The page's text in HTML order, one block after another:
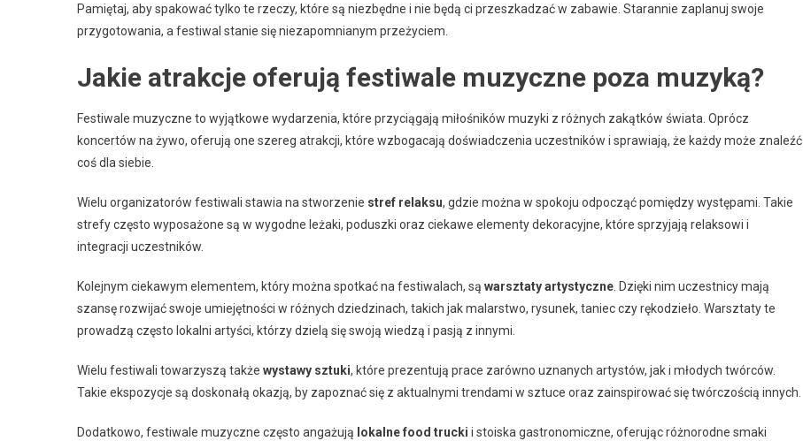
Pamiętaj, aby spakować tylko te rzeczy, które są niezbędne i nie będą ci przeszkadzać w zabawie. Starannie zaplanuj swoje
przygotowania, a festiwal stanie się niezapomnianym przeżyciem.
Jakie atrakcje oferują festiwale muzyczne poza muzyką?
Festiwale muzyczne to wyjątkowe wydarzenia, które przyciągają miłośników muzyki z różnych zakątków świata. Oprócz
koncertów na żywo, oferują one szereg atrakcji, które wzbogacają doświadczenia uczestników i sprawiają, że każdy może znaleźć
coś dla siebie.
Wielu organizatorów festiwali stawia na stworzenie stref relaksu, gdzie można w spokoju odpocząć pomiędzy występami. Takie
strefy często wyposażone są w wygodne leżaki, poduszki oraz ciekawe elementy dekoracyjne, które sprzyjają relaksowi i
integracji uczestników.
Kolejnym ciekawym elementem, który można spotkać na festiwalach, są warsztaty artystyczne . Dzięki nim uczestnicy mają
szansę rozwijać swoje umiejętności w różnych dziedzinach, takich jak malarstwo, rysunek, taniec czy rękodzieło. Warsztaty te
prowadzą często lokalni artyści, którzy dzielą się swoją wiedzą i pasją z innymi.
Wielu festiwali towarzyszą także wystawy sztuki, które prezentują prace zarówno uznanych artystów, jak i młodych twórców.
Takie ekspozycje są doskonałą okazją, by zapoznać się z aktualnymi trendami w sztuce oraz zainspirować się twórczością innych.
Dodatkowo, festiwale muzyczne często angażują lokalne food trucki i stoiska gastronomiczne, oferując różnorodne smaki